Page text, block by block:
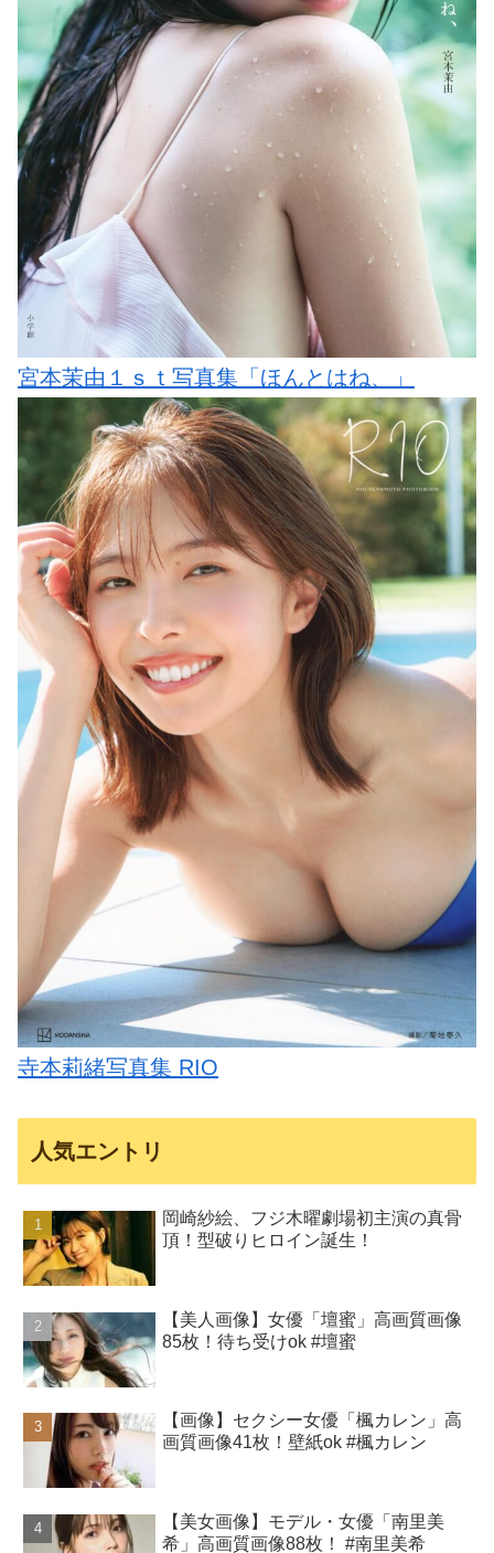
宮本茉由１ｓｔ写真集「ほんとはね、」
寺本莉緒写真集 RIO
人気エントリ
岡崎紗絵、フジ木曜劇場初主演の真骨
頂！型破りヒロイン誕生！
【美人画像】女優「壇蜜」高画質画像
85枚！待ち受けok #壇蜜
【画像】セクシー女優「楓カレン」高
画質画像41枚！壁紙ok #楓カレン
【美女画像】モデル・女優「南里美
希」高画質画像88枚！ #南里美希